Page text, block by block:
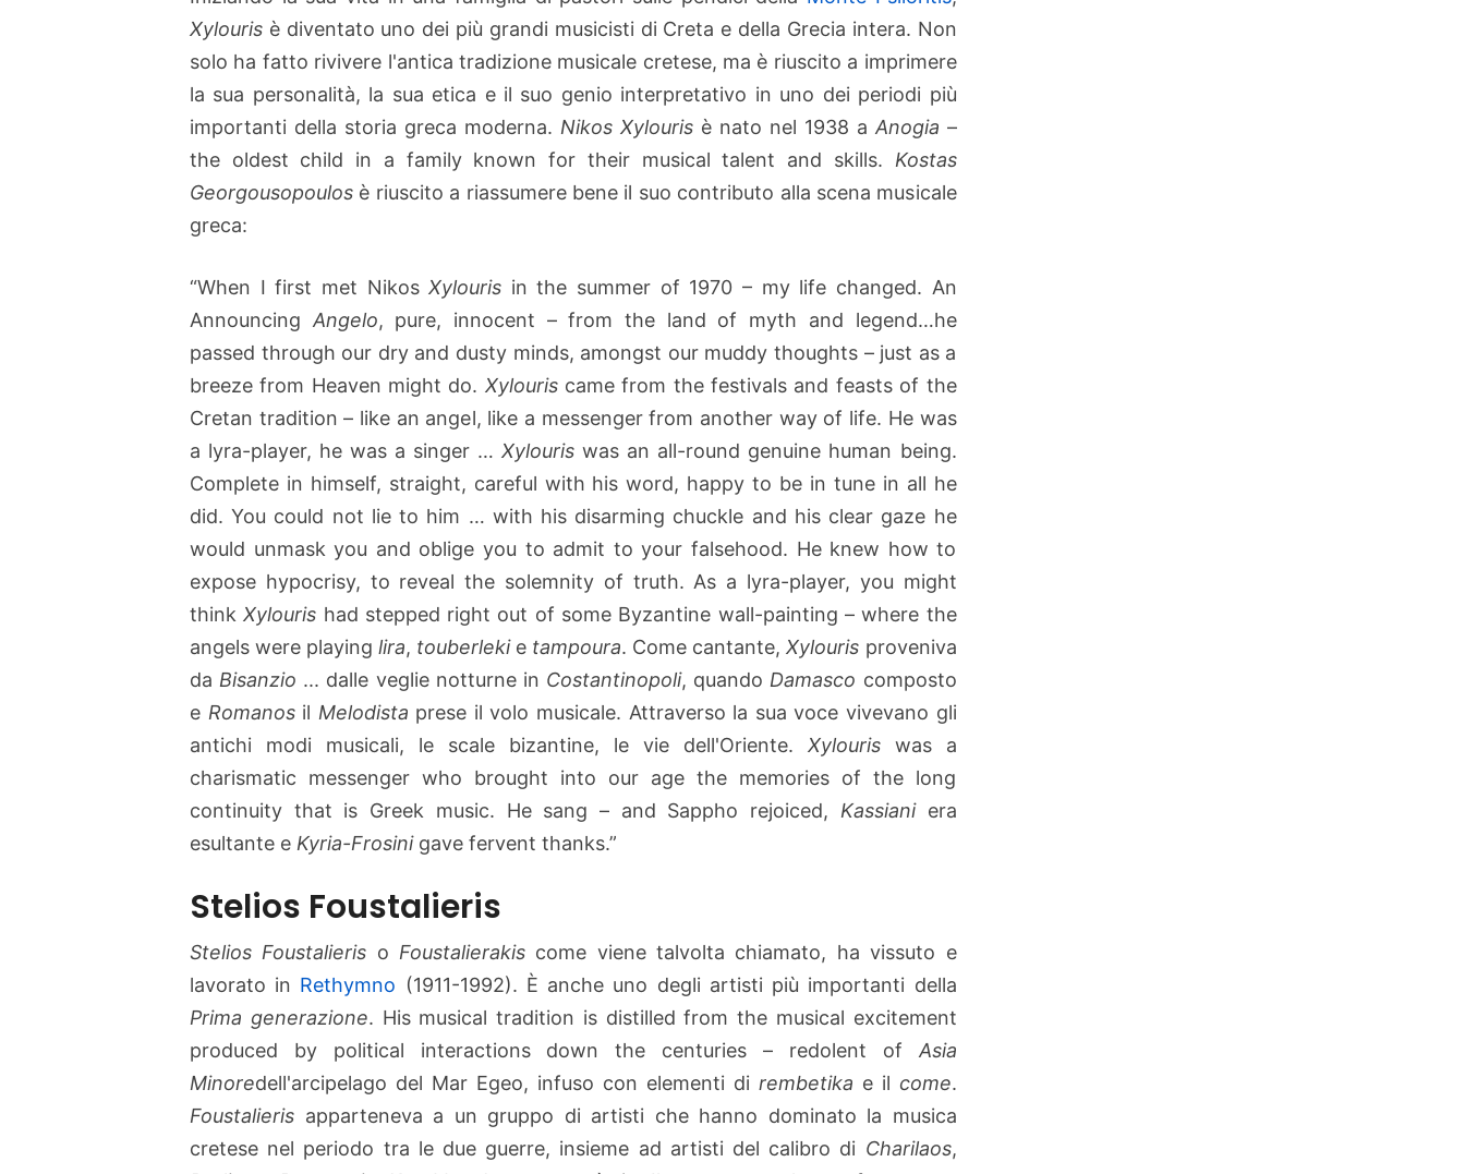
Xylouris è diventato uno dei più grandi musicisti di Creta e della Grecia intera. Non
solo ha fatto rivivere l'antica tradizione musicale cretese, ma è riuscito a imprimere
la sua personalità, la sua etica e il suo genio interpretativo in uno dei periodi più
importanti della storia greca moderna. Nikos Xylourisè nato nel 1938 a Anogia –
the oldest child in a family known for their musical talent and skills. Kostas
Georgousopoulos è riuscito a riassumere bene il suo contributo alla scena musicale
greca:
“When I first met NikosXylouris in the summer of 1970 – my life changed. An
Announcing Angelo, pure, innocent – from the land of myth and legend…he
passed through our dry and dusty minds, amongst our muddy thoughts – just as a
breeze from Heaven might do. Xylouriscame from the festivals and feasts of the
Cretan tradition – like an angel, like a messenger from another way of life. He was
a lyra-player, he was a singer …Xylouris was an all-round genuine human being.
Complete in himself, straight, careful with his word, happy to be in tune in all he
did. You could not lie to him … with his disarming chuckle and his clear gaze he
would unmask you and oblige you to admit to your falsehood. He knew how to
expose hypocrisy, to reveal the solemnity of truth. As a lyra-player, you might
thinkXylouris had stepped right out of some Byzantine wall-painting – where the
angels were playinglira, touberlekie tampoura. Come cantante,Xylouris proveniva
da Bisanzio ... dalle veglie notturne in Costantinopoli, quando Damasco composto
e Romanosil Melodista prese il volo musicale. Attraverso la sua voce vivevano gli
antichi modi musicali, le scale bizantine, le vie dell'Oriente. Xylouriswas a
charismatic messenger who brought into our age the memories of the long
continuity that is Greek music. He sang – and Sappho rejoiced, Kassianiera
esultante e Kyria-Frosinigave fervent thanks.”
Stelios Foustalieris
Stelios Foustalieris o Foustalierakis come viene talvolta chiamato, ha vissuto e
lavorato in Rethymno (1911-1992). È anche uno degli artisti più importanti della
Prima generazione. His musical tradition is distilled from the musical excitement
produced by political interactions down the centuries – redolent of Asia
Minoredell'arcipelago del Mar Egeo, infuso con elementi di rembetika e il come.
Foustalieris apparteneva a un gruppo di artisti che hanno dominato la musica
cretese nel periodo tra le due guerre, insieme ad artisti del calibro di Charilaos,